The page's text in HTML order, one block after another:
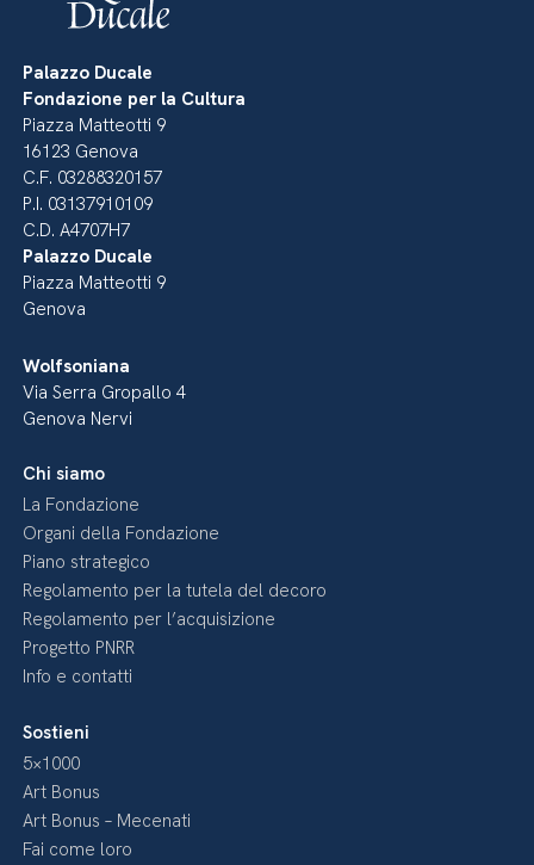
Palazzo Ducale
Fondazione per la Cultura
Piazza Matteotti 9
16123 Genova
C.F. 03288320157
P.I. 03137910109
C.D. A4707H7
Palazzo Ducale
Piazza Matteotti 9
Genova
Wolfsoniana
Via Serra Gropallo 4
Genova Nervi
Chi siamo
La Fondazione
Organi della Fondazione
Piano strategico
Regolamento per la tutela del decoro
Regolamento per l’acquisizione
Progetto PNRR
Info e contatti
Sostieni
5×1000
Art Bonus
Art Bonus – Mecenati
Fai come loro